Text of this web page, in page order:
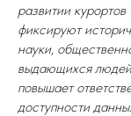
развитии
фиксируют
науки,
выдающихся людей
повышает
доступности